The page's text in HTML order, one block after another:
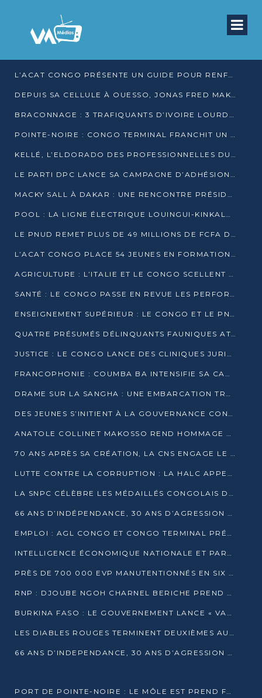
L’ACAT CONGO PRÉSENTE UN GUIDE POUR RENFORCER LES GARANTIES JUDICIAIRES EN GARDE À VUE
DEPUIS SA CELLULE À OUESSO, JONAS FRED MAKITA DÉNONCE CE QU’IL QUALIFIE DE DÉNI DE JUSTICE
BRACONNAGE : 3 TRAFIQUANTS D’IVOIRE LOURDEMENT CONDAMNÉS À DJAMBALA
POINTE-NOIRE : CONGO TERMINAL FRANCHIT UN CAP HISTORIQUE AVEC 99 MOUVEMENTS/HEURE
KELLÉ, L’ELDORADO DES PROFESSIONNELLES DU SEXE
LE PARTI DPC LANCE SA CAMPAGNE D’ADHÉSIONS ET VEUT STRUCTURER SA PRÉSENCE DANS LES 15 DÉPARTEMENTS
MACKY SALL À DAKAR : UNE RENCONTRE PRÉSIDENTIELLE QUI DIVISE L’OPINION SÉNÉGALAISE
POOL : LA LIGNE ÉLECTRIQUE LOUINGUI-KINKALA-BOKO MISE EN SERVICE
LE PNUD REMET PLUS DE 49 MILLIONS DE FCFA D’ÉQUIPEMENTS POUR ACCÉLÉRER LA NUMÉRISATION DU SYSTÈME DE SANTÉ
L’ACAT CONGO PLACE 54 JEUNES EN FORMATION PROFESSIONNELLE
AGRICULTURE : L’ITALIE ET LE CONGO SCELLENT UN PARTENARIAT POUR UNE PRODUCTION LOCALE DURABLE
SANTÉ : LE CONGO PASSE EN REVUE LES PERFORMANCES DE SES HÔPITAUX À MI-PARCOURS
ENSEIGNEMENT SUPÉRIEUR : LE CONGO ET LE PNUD VEULENT RAPPROCHER LA FORMATION UNIVERSITAIRE DES BESOINS DU MARCHÉ DE L’EMPLOI
QUATRE PRÉSUMÉS DÉLINQUANTS FAUNIQUES ATTENDUS DEVANT LA JUSTICE POUR TRAFIC D’IVOIRE
JUSTICE : LE CONGO LANCE DES CLINIQUES JURIDIQUES POUR RAPPROCHER LE DROIT DES CITOYENS
FRANCOPHONIE : COUMBA BA INTENSIFIE SA CAMPAGNE POUR LA SUCCESSION À LA TÊTE DE L’OIF
DRAME SUR LA SANGHA : UNE EMBARCATION TRANSPORTANT DES FIDÈLES DE « NZAMBÉ YA L’HUILE » FAIT NAUFRAGE À OUESSO
DES JEUNES S’INITIENT À LA GOUVERNANCE CONTINENTALE À BRAZZAVILLE
ANATOLE COLLINET MAKOSSO REND HOMMAGE À JEAN-PAUL PIGASSE
70 ANS APRÈS SA CRÉATION, LA CNS ENGAGE LE VIRAGE DE LA DIGITALISATION
LUTTE CONTRE LA CORRUPTION : LA HALC APPELLE À PASSER DES DISCOURS AUX ACTES
LA SNPC CÉLÈBRE LES MÉDAILLÉS CONGOLAIS DES OLYMPIADES PANAFRICAINES DE MATHÉMATIQUES 2026
66 ANS D’INDÉPENDANCE, 30 ANS D’AGRESSION RWANDAISE : 4 PRÉSIDENCES, UN ÉCHEC COLLECTIF
EMPLOI : AGL CONGO ET CONGO TERMINAL PRÉSÉLECTIONNENT PLUS DE 70 JEUNES À POINTE-NOIRE
INTELLIGENCE ÉCONOMIQUE NATIONALE ET PARTENARIATS INTERNATIONAUX : VERS UNE DOCTRINE SOUVERAINE DE SÉCURITÉ ÉCONOMIQUE
PRÈS DE 700 000 EVP MANUTENTIONNÉS EN SIX MOIS PAR CONGO TERMINAL
RNP : DJOUBE NGOH CHARNEL BERICHE PREND LES RÊNES DU PARTI
BURKINA FASO : LE GOUVERNEMENT LANCE « VACANCES UTILES 2026 » POUR FORMER LES ÉLÈVES À 15 MÉTIERS
LES DIABLES ROUGES TERMINENT DEUXIÈMES AU CHAMPIONNAT D’AFRIQUE ZONE 3
66 ANS D’INDEPENDANCE, 30 ANS D’AGRESSION RWAN DAISE : 4 PRESIDENCES, UN ECHEC COLLECTIF
PORT DE POINTE-NOIRE : LE MÔLE EST PREND FORME ET VISE LES GÉANTS DES MERS